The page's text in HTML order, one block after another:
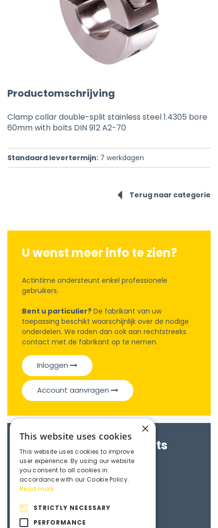
Productomschrijving
Clamp collar double-split stainless steel 1.4305 bore
60mm with bolts DIN 912 A2-70
Standaard levertermijn: 7 werkdagen
Terug naar categorie
U wenst meer info te zien?
Actintime ondersteunt enkel professionele
gebruikers.
Bent u particulier? De fabrikant van uw
toepassing beschikt waarschijnlijk over de nodige
onderdelen. We raden dan ook aan rechtstreeks
contact met de fabrikant op te nemen.
Inloggen
Account aanvragen
Brochures & Datasheets
Maedler e-catalogue
3D File
×
This website uses cookies
This website uses cookies to improve
user experience. By using our website
you consent to all cookies in
accordance with our Cookie Policy.
Read more
STRICTLY NECESSARY
PERFORMANCE